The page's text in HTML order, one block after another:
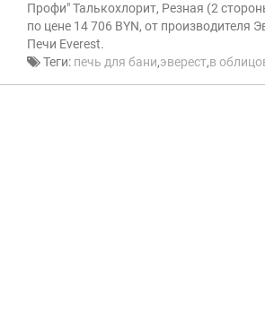
Профи" Талькохлорит, Резная (2
по цене 14 706 BYN, от производителя
Печи Everest.
Теги: печь для бани,эверест,в